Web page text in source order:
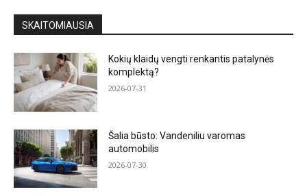
SKAITOMIAUSIA
Kokių klaidų vengti renkantis patalynės
komplektą?
2026-07-31
Šalia būsto: Vandeniliu varomas
automobilis
2026-07-30